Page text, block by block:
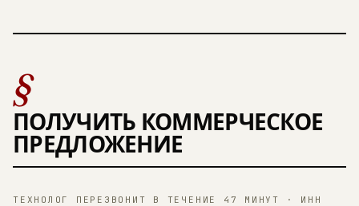
§
ПОЛУЧИТЬ КОММЕРЧЕСКОЕ
ПРЕДЛОЖЕНИЕ
ТЕХНОЛОГ ПЕРЕЗВОНИТ В ТЕЧЕНИЕ 47 МИНУТ · ИНН